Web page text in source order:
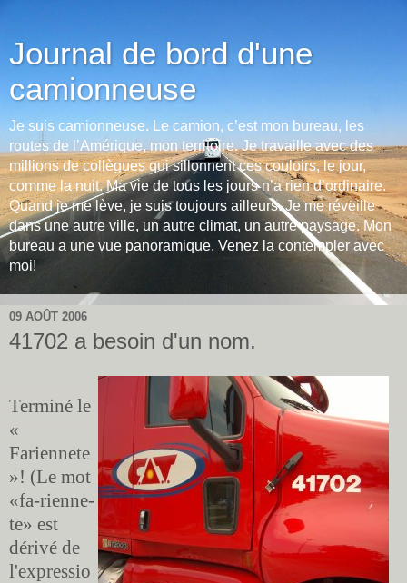
Journal de bord d'une
camionneuse
Je suis camionneuse. Le camion, c’est mon bureau, les
routes de l’Amérique, mon territoire. Je travaille avec des
millions de collègues qui sillonnent ces couloirs, le jour,
comme la nuit. Ma vie de tous les jours n’a rien d’ordinaire.
Quand je me lève, je suis toujours ailleurs. Je me réveille
dans une autre ville, un autre climat, un autre paysage. Mon
bureau a une vue panoramique. Venez la contempler avec
moi!
09 AOÛT 2006
41702 a besoin d'un nom.
Terminé le
«
Fariennete
»! (Le mot
«fa-rienne-
te» est
dérivé de
l'expressio